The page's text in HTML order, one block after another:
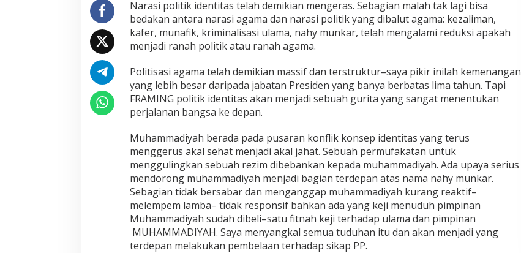
P
o
l
i
t
k
,
A
p
a
u
A
t
a
s
N
a
m
a
N
Narasi politik identitas telah demikian mengeras. Sebagian malah tak lagi bisa
bedakan antara narasi agama dan narasi politik yang dibalut agama: kezaliman,
kafer, munafik, kriminalisasi ulama, nahy munkar, telah mengalami reduksi apakah
menjadi ranah politik atau ranah agama.
Politisasi agama telah demikian massif dan terstruktur–saya pikir inilah kemenangan
yang lebih besar daripada jabatan Presiden yang banya berbatas lima tahun. Tapi
FRAMING politik identitas akan menjadi sebuah gurita yang sangat menentukan
perjalanan bangsa ke depan.
Muhammadiyah berada pada pusaran konflik konsep identitas yang terus
menggerus akal sehat menjadi akal jahat. Sebuah permufakatan untuk
menggulingkan sebuah rezim dibebankan kepada muhammadiyah. Ada upaya serius
mendorong muhammadiyah menjadi bagian terdepan atas nama nahy munkar.
Sebagian tidak bersabar dan menganggap muhammadiyah kurang reaktif–
melempem lamba– tidak responsif bahkan ada yang keji menuduh pimpinan
Muhammadiyah sudah dibeli–satu fitnah keji terhadap ulama dan pimpinan
MUHAMMADIYAH. Saya menyangkal semua tuduhan itu dan akan menjadi yang
terdepan melakukan pembelaan terhadap sikap PP.